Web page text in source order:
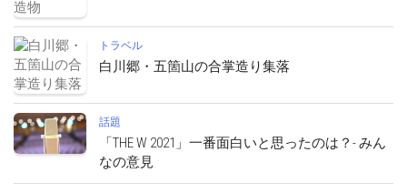
トラベル
白川郷・五箇山の合掌造り集落
話題
「THE W 2021」一番面白いと思ったのは？- みん
なの意見